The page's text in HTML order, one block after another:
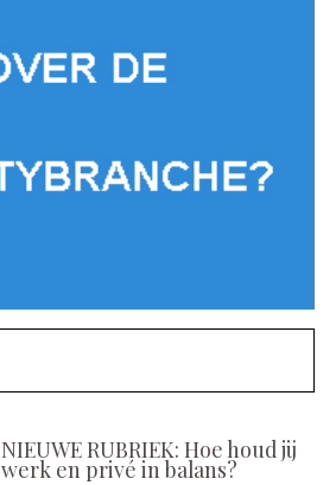
NIEUWE RUBRIEK: Hoe houd jij
werk en privé in balans?